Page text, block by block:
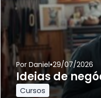
PorDaniel•29/07/2026
Ideias de
Cursos